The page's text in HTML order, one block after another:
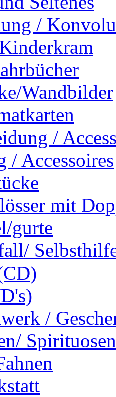
/
Wandbilder
/
/ Accessoires
mit
gurte
/
Spirituosen